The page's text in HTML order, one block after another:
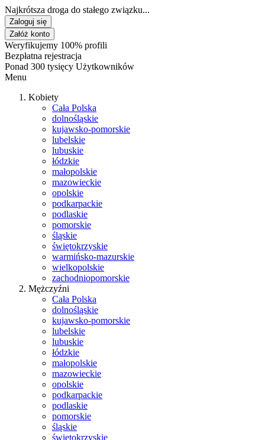
Najkrótsza droga do stałego związku...
Zaloguj się
Załóż konto
Weryfikujemy 100% profili
Bezpłatna rejestracja
Ponad 300 tysięcy Użytkowników
Menu
Kobiety
Cała Polska
dolnośląskie
kujawsko-pomorskie
lubelskie
lubuskie
łódzkie
małopolskie
mazowieckie
opolskie
podkarpackie
podlaskie
pomorskie
śląskie
świętokrzyskie
warmińsko-mazurskie
wielkopolskie
zachodniopomorskie
Mężczyźni
Cała Polska
dolnośląskie
kujawsko-pomorskie
lubelskie
lubuskie
łódzkie
małopolskie
mazowieckie
opolskie
podkarpackie
podlaskie
pomorskie
śląskie
świętokrzyskie